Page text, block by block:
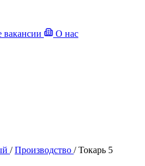
вакансии О нас
/ Производство / Токарь 5